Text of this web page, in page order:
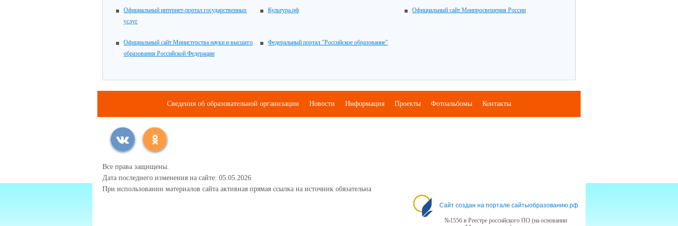
Официальный интернет-портал государственных
услуг
Культура.рф Официальный сайт Минпросвещения России
Официальный сайт Министерства науки и высшего
образования Российской Федерации
Федеральный портал "Российское образование"
Сведения об образовательной организации Новости Информация Проекты Фотоальбомы Контакты
Все права защищены.
Дата последнего изменения на сайте: 05.05.2026
При использовании материалов сайта активная прямая ссылка на источник обязательна
Сайт создан на портале сайтыобразованию.рф
№1556 в Реестре российского ПО (на основании